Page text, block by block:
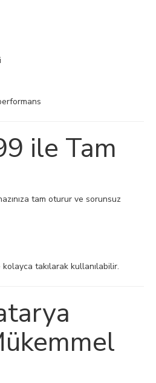
ile Tam
tam oturur ve sorunsuz
takılarak kullanılabilir.